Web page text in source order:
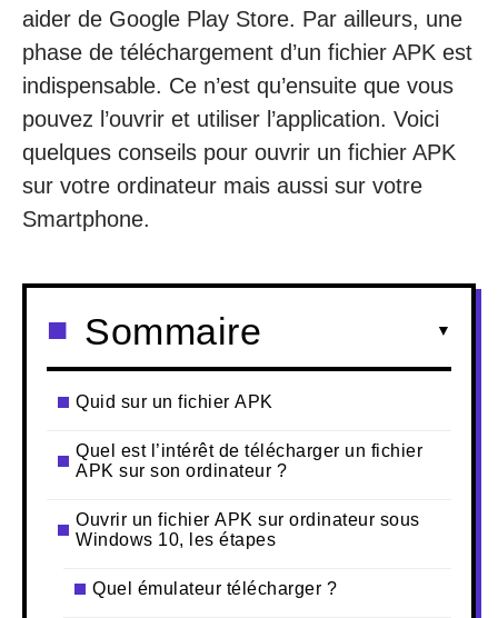
aider de Google Play Store. Par ailleurs, une
phase de téléchargement d’un fichier APK est
indispensable. Ce n’est qu’ensuite que vous
pouvez l’ouvrir et utiliser l’application. Voici
quelques conseils pour ouvrir un fichier APK
sur votre ordinateur mais aussi sur votre
Smartphone.
Sommaire
Quid sur un fichier APK
Quel est l’intérêt de télécharger un fichier
APK sur son ordinateur ?
Ouvrir un fichier APK sur ordinateur sous
Windows 10, les étapes
Quel émulateur télécharger ?